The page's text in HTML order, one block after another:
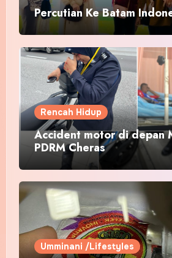
Percutian Ke Batam
Rencah Hidup
Accident motor di depan
PDRM Cheras
Umminani /Lifestyles